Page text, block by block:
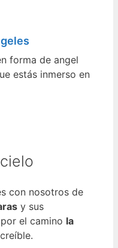
forma de angel
estás inmerso en
con nosotros de
y sus
el camino la